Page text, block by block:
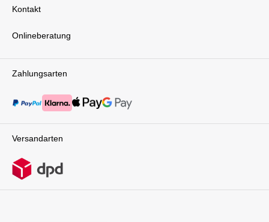
Zahlungsarten
Versandarten
Kontakt
Onlineberatung